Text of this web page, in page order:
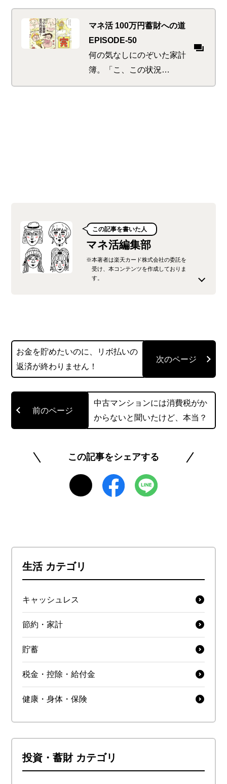
の夏。サスティナブルやエ
コロジーに気を遣うSDGsな
イケ女を目指していたが、
そんなことより今はアイ
ス…
マネ活 100万円蓄財への道
EPISODE-50
何の気なしにのぞいた家計
簿。「こ、この状況
は！！」これまで経験した
この記事を書いた人
マネ活編集部
※本著者は楽天カード株式会社の委託を
受け、本コンテンツを作成しておりま
す。
ービスに精通した社員が、最新のキャンペーン情
報から、生活に役立つ節約術、少し難しい法律や
かりやすく噛み砕いてお届けします。
読者の皆様が、貯まったポイントで賢くお買い物
ラシーを身につけられるよう、正確で信頼できる
https://www.rakuten-card.co.jp/minna-money/
お金を貯めたいのに、リボ払いの
返済が終わりません！
中古マンションには消費税がか
からないと聞いたけど、本当？
この記事をシェアする
生活 カテゴリ
キャッシュレス
節約・家計
貯蓄
税金・控除・給付金
健康・身体・保険
投資・蓄財 カテゴリ